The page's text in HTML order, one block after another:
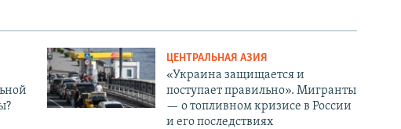
ЦЕНТРАЛЬНАЯ АЗИЯ
«Украина защищается и
поступает правильно». Мигранты
— о топливном кризисе в России
и его последствиях